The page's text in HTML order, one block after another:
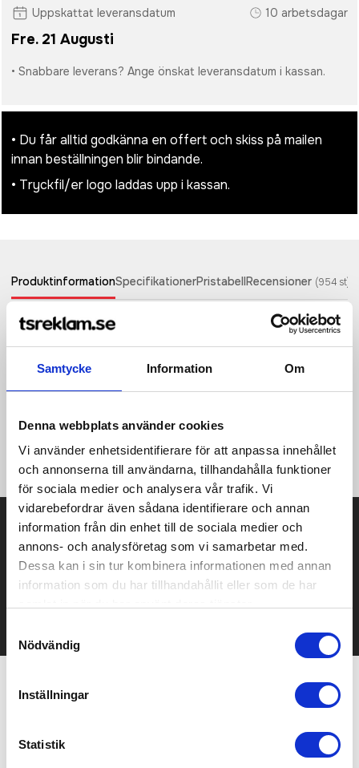
Samtycke Information Om
Denna webbplats använder cookies
Vi använder enhetsidentifierare för att anpassa innehållet
och annonserna till användarna, tillhandahålla funktioner
för sociala medier och analysera vår trafik. Vi
vidarebefordrar även sådana identifierare och annan
information från din enhet till de sociala medier och
annons- och analysföretag som vi samarbetar med.
Dessa kan i sin tur kombinera informationen med annan
information som du har tillhandahållit eller som de har
Nödvändig
Inställningar
Statistik
Uppskattat leveransdatum 10 arbetsdagar
Fre. 21 Augusti
• Snabbare leverans? Ange önskat leveransdatum i kassan.
• Du får alltid godkänna en offert och skiss på mailen
innan beställningen blir bindande.
• Tryckfil/er logo laddas upp i kassan.
ProduktinformationSpecifikationerPristabellRecensioner (954 st)
Medium kraftpapperspåse med vridna handtag. Det är en
av 80 g/m2 ansvarsfullt framställt papper. Kraftpapprets
naturliga och rustika utseende ger en elegant touch till alla
eller evenemang är ett miljövänligt alternativ till
ansvar med våra papperspåsar. Storlek: 25 x 11 x 32 cm.
Prisuppgift på mailen?
Kontakta oss här för att få förslag på produkt och pris över
mailen.
Det går också utmärkt att bara ställa frågor!
Relaterade produkter